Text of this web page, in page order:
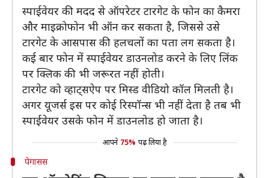
स्पाईवेयर की मदद से ऑपरेटर टारगेट के फोन का कैमरा
और माइक्रोफोन भी ऑन कर सकता है, जिससे उसे
टारगेट के आसपास की हलचलों का पता लग सकता है।
कई बार फोन में स्पाईवेयर डाउनलोड करने के लिए लिंक
पर क्लिक की भी जरूरत नहीं होती।
टारगेट को व्हाट्सऐप पर मिस्ड वीडियो कॉल मिलती है।
अगर यूजर्स इस पर कोई रिस्पॉन्स भी नहीं देता है तब भी
स्पाईवेयर उसके फोन में डाउनलोड हो जाता है।
आपने 75% पढ़ लिया है
पेगासस